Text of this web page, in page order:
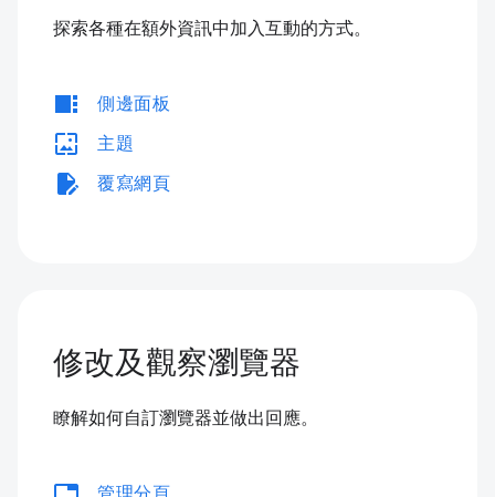
探索各種在額外資訊中加入互動的方式。
view_sidebar 側邊面板
wallpaper 主題
edit_document 覆寫網頁
修改及觀察瀏覽器
瞭解如何自訂瀏覽器並做出回應。